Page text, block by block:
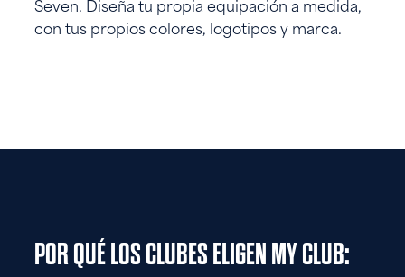
Seven. Diseña tu propia equipación a medida,
con tus propios colores, logotipos y marca.
POR QUÉ LOS CLUBES ELIGEN MY CLUB: